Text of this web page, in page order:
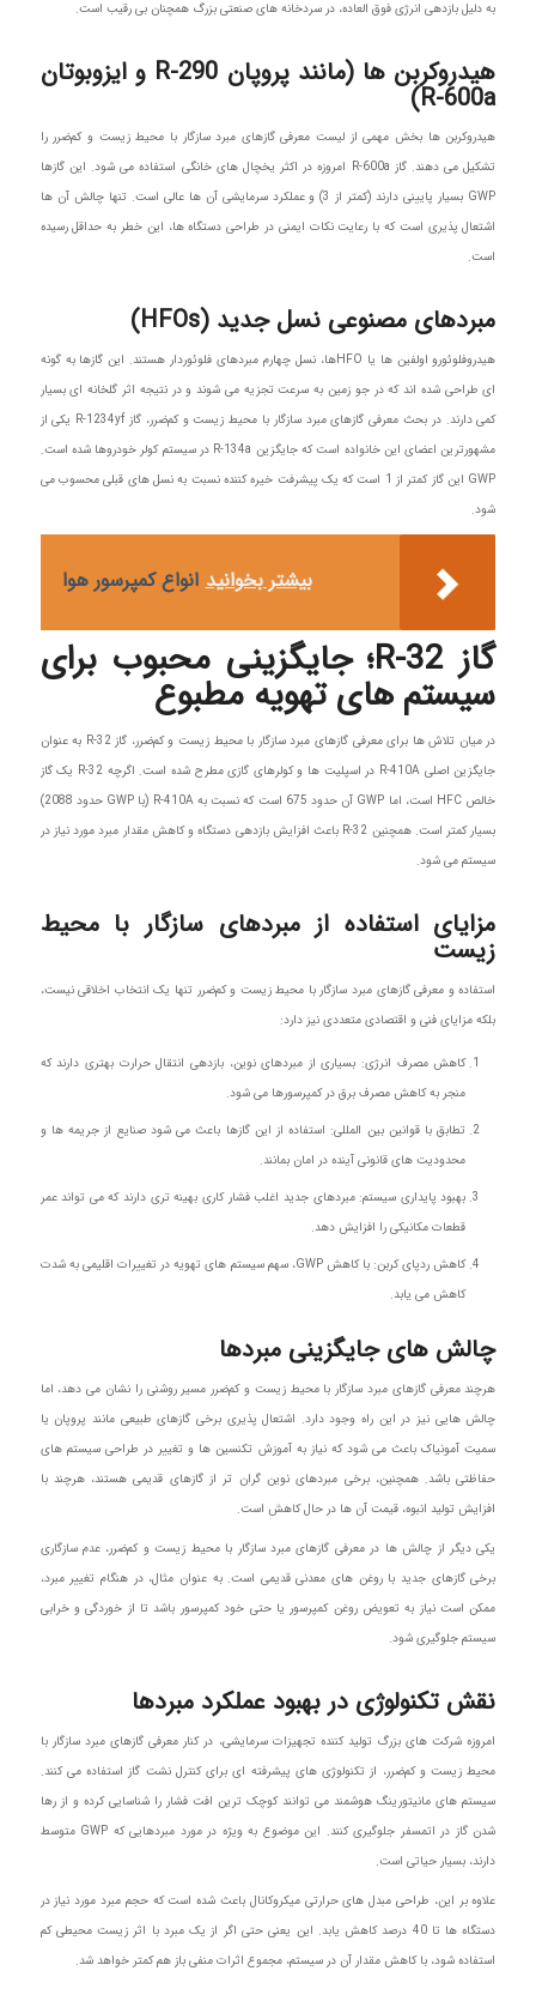
به دلیل بازدهی انرژی فوق العاده، در سردخانه های صنعتی بزرگ همچنان بی رقیب است.
هیدروکربن ها (مانند پروپان R-290 و ایزوبوتان
R-600a)
هیدروکربن ها بخش مهمی از لیست معرفی گازهای مبرد سازگار با محیط زیست و کم‌ضرر را
تشکیل می دهند. گاز R-600a امروزه در اکثر یخچال های خانگی استفاده می شود. این گازها
GWP بسیار پایینی دارند (کمتر از 3) و عملکرد سرمایشی آن ها عالی است. تنها چالش آن ها
اشتعال پذیری است که با رعایت نکات ایمنی در طراحی دستگاه ها، این خطر به حداقل رسیده
است.
مبردهای مصنوعی نسل جدید (HFOs)
هیدروفلوئورو اولفین ها یا HFOها، نسل چهارم مبردهای فلوئوردار هستند. این گازها به گونه
ای طراحی شده اند که در جو زمین به سرعت تجزیه می شوند و در نتیجه اثر گلخانه ای بسیار
کمی دارند. در بحث معرفی گازهای مبرد سازگار با محیط زیست و کم‌ضرر، گاز R-1234yf یکی از
مشهورترین اعضای این خانواده است که جایگزین R-134a در سیستم کولر خودروها شده است.
GWP این گاز کمتر از 1 است که یک پیشرفت خیره کننده نسبت به نسل های قبلی محسوب می
شود.
بیشتر بخوانید انواع کمپرسور هوا
گاز R-32؛ جایگزینی محبوب برای
سیستم های تهویه مطبوع
در میان تلاش ها برای معرفی گازهای مبرد سازگار با محیط زیست و کم‌ضرر، گاز R-32 به عنوان
جایگزین اصلی R-410A در اسپلیت ها و کولرهای گازی مطرح شده است. اگرچه R-32 یک گاز
خالص HFC است، اما GWP آن حدود 675 است که نسبت به R-410A (با GWP حدود 2088)
بسیار کمتر است. همچنین R-32 باعث افزایش بازدهی دستگاه و کاهش مقدار مبرد مورد نیاز در
سیستم می شود.
مزایای استفاده از مبردهای سازگار با محیط
زیست
استفاده و معرفی گازهای مبرد سازگار با محیط زیست و کم‌ضرر تنها یک انتخاب اخلاقی نیست،
بلکه مزایای فنی و اقتصادی متعددی نیز دارد:
کاهش مصرف انرژی: بسیاری از مبردهای نوین، بازدهی انتقال حرارت بهتری دارند که
منجر به کاهش مصرف برق در کمپرسورها می شود.
تطابق با قوانین بین المللی: استفاده از این گازها باعث می شود صنایع از جریمه ها و
محدودیت های قانونی آینده در امان بمانند.
بهبود پایداری سیستم: مبردهای جدید اغلب فشار کاری بهینه تری دارند که می تواند عمر
قطعات مکانیکی را افزایش دهد.
کاهش ردپای کربن: با کاهش GWP، سهم سیستم های تهویه در تغییرات اقلیمی به شدت
کاهش می یابد.
چالش های جایگزینی مبردها
هرچند معرفی گازهای مبرد سازگار با محیط زیست و کم‌ضرر مسیر روشنی را نشان می دهد، اما
چالش هایی نیز در این راه وجود دارد. اشتعال پذیری برخی گازهای طبیعی مانند پروپان یا
سمیت آمونیاک باعث می شود که نیاز به آموزش تکنسین ها و تغییر در طراحی سیستم های
حفاظتی باشد. همچنین، برخی مبردهای نوین گران تر از گازهای قدیمی هستند، هرچند با
افزایش تولید انبوه، قیمت آن ها در حال کاهش است.
یکی دیگر از چالش ها در معرفی گازهای مبرد سازگار با محیط زیست و کم‌ضرر، عدم سازگاری
برخی گازهای جدید با روغن های معدنی قدیمی است. به عنوان مثال، در هنگام تغییر مبرد،
ممکن است نیاز به تعویض روغن کمپرسور یا حتی خود کمپرسور باشد تا از خوردگی و خرابی
سیستم جلوگیری شود.
نقش تکنولوژی در بهبود عملکرد مبردها
امروزه شرکت های بزرگ تولید کننده تجهیزات سرمایشی، در کنار معرفی گازهای مبرد سازگار با
محیط زیست و کم‌ضرر، از تکنولوژی های پیشرفته ای برای کنترل نشت گاز استفاده می کنند.
سیستم های مانیتورینگ هوشمند می توانند کوچک ترین افت فشار را شناسایی کرده و از رها
شدن گاز در اتمسفر جلوگیری کنند. این موضوع به ویژه در مورد مبردهایی که GWP متوسط
دارند، بسیار حیاتی است.
علاوه بر این، طراحی مبدل های حرارتی میکروکانال باعث شده است که حجم مبرد مورد نیاز در
دستگاه ها تا 40 درصد کاهش یابد. این یعنی حتی اگر از یک مبرد با اثر زیست محیطی کم
استفاده شود، با کاهش مقدار آن در سیستم، مجموع اثرات منفی باز هم کمتر خواهد شد.